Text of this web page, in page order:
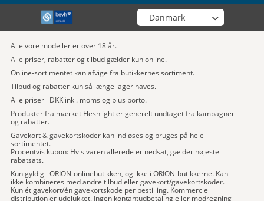
Vælg din butik
Alle vore modeller er over 18 år.
Alle priser, rabatter og tilbud gælder kun online.
Online-sortimentet kan afvige fra butikkernes sortiment.
Tilbud og rabatter kun så længe lager haves.
Alle priser i DKK inkl. moms og plus porto.
Produkter fra mærket Fleshlight er generelt undtaget fra kampagner
og rabatter.
Gavekort & gavekortskoder kan indløses og bruges på hele
sortimentet.
Procentvis kupon: Hvis varen allerede er nedsat, gælder højeste
rabatsats.
Kun gyldig i ORION-onlinebutikken, og ikke i ORION-butikkerne. Kan
ikke kombineres med andre tilbud eller gavekort/gavekortskoder.
Kun ét gavekort/én gavekortskode per bestilling. Kommerciel
distribution er udelukket. Ingen kontantudbetaling eller modregning